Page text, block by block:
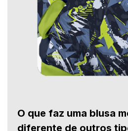
O que faz uma blusa
diferente de outros